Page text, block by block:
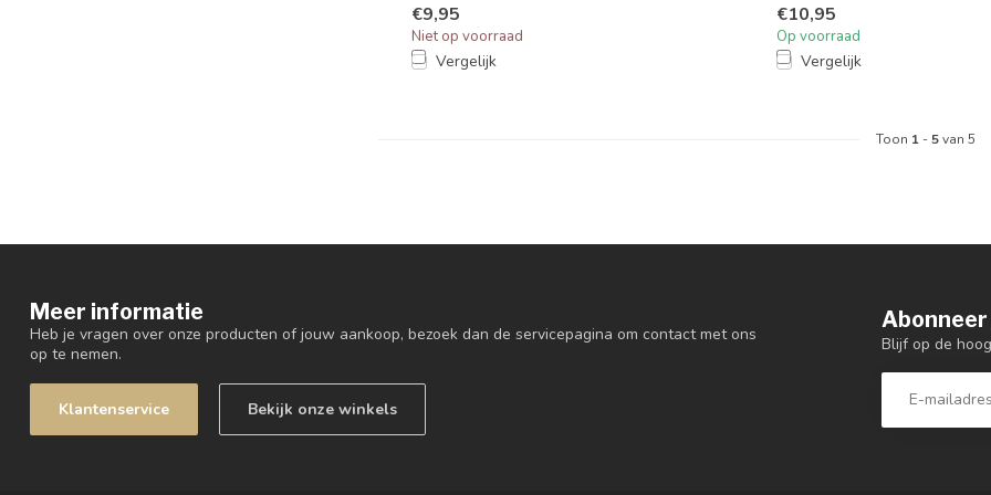
€9,95
Niet op voorraad
Vergelijk
€10,95
Op voorraad
Vergelijk
Toon 1 -5van 5
Meer informatie
Heb je vragen over onze producten of jouw aankoop, bezoek dan de servicepagina om contact met ons
op te nemen.
Klantenservice Bekijk onze winkels
Blijf op de